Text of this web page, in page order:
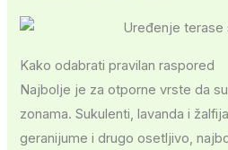
Kako odabrati pravilan raspored
Najbolje je za otporne vrste da
zonama. Sukulenti, lavanda i
geranijume i drugo osetljivo,